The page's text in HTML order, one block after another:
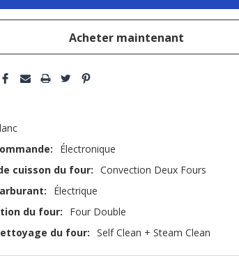
Électronique
cuisson du four: Convection Deux Fours
Électrique
du four:
Four Double
du four: Self Clean + Steam Clean